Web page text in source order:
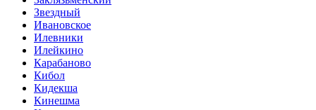
Звездный
Ивановское
Илевники
Илейкино
Карабаново
Кибол
Кидекша
Кинешма